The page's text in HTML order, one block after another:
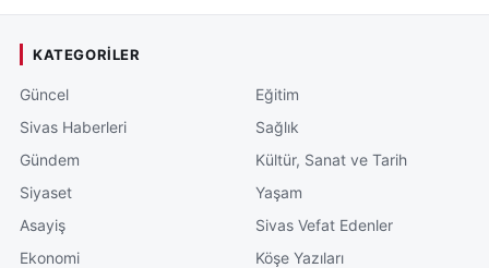
KATEGORILER
Güncel
Sivas Haberleri
Gündem
Siyaset
Asayiş
Ekonomi
Eğitim
Sağlık
Kültür, Sanat ve Tarih
Yaşam
Sivas Vefat Edenler
Köşe Yazıları